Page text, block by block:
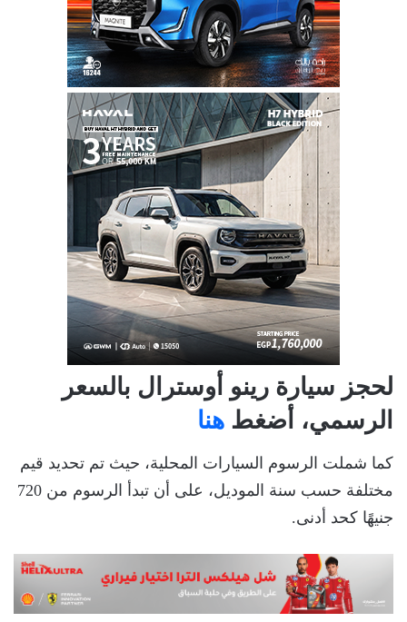
لحجز سيارة رينو أوسترال بالسعر
الرسمي، أضغط هنا
كما شملت الرسوم السيارات المحلية، حيث تم تحديد قيم
مختلفة حسب سنة الموديل، على أن تبدأ الرسوم من 720
جنيهًا كحد أدنى.